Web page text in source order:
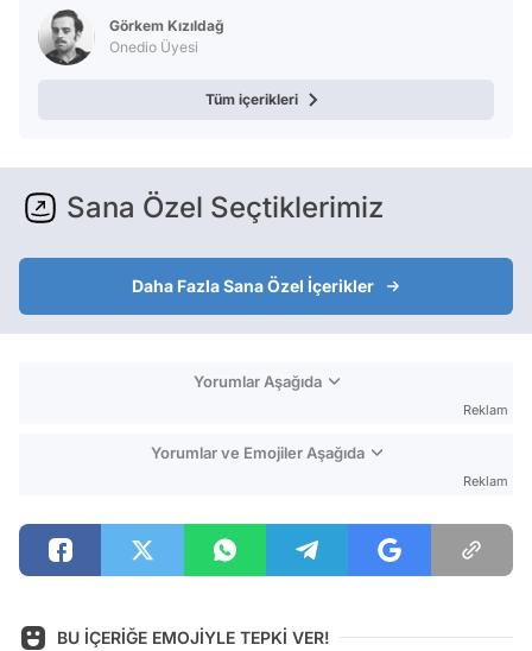
Görkem Kızıldağ
Onedio Üyesi
Tüm içerikleri
Sana Özel Seçtiklerimiz
Daha Fazla Sana Özel İçerikler
Yorumlar Aşağıda
Reklam
Yorumlar ve Emojiler Aşağıda
Reklam
BU İÇERİĞE EMOJİYLE TEPKİ VER!